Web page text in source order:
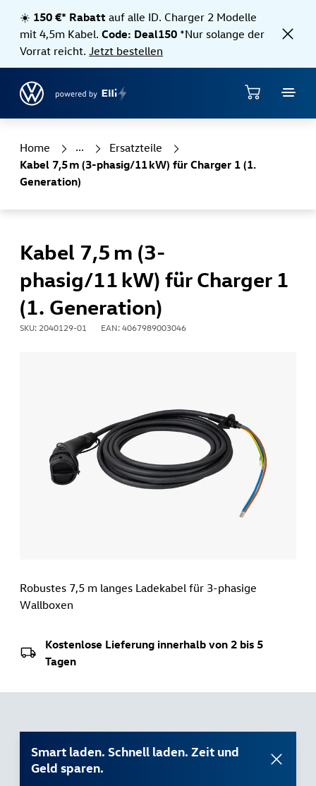
☀️ 150 €* Rabatt auf alle ID. Charger 2 Modelle
mit 4,5m Kabel.Code: Deal150 *Nur solange der
Vorrat reicht. Jetzt bestellen
Home Shop Ersatzteile
Kabel 7,5 m (3-phasig/11 kW) für Charger 1 (1.
Generation)
Kabel 7,5 m (3-
phasig/11 kW) für Charger 1
(1. Generation)
SKU: 2040129-01 EAN: 4067989003046
Robustes 7,5 m langes Ladekabel für 3-phasige
Wallboxen
Kostenlose Lieferung innerhalb von 2 bis 5
Tagen
Smart laden. Schnell laden. Zeit und
Geld sparen.